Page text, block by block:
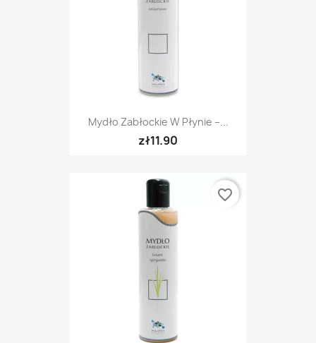
Mydło Zabłockie W Płynie –...
zł11.90
favorite_border